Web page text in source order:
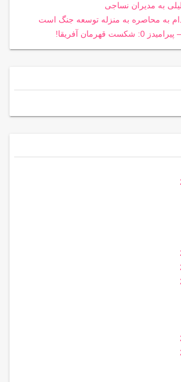
به مدیران نساجی
اقدام به محاصره به منزله توسعه جنگ است